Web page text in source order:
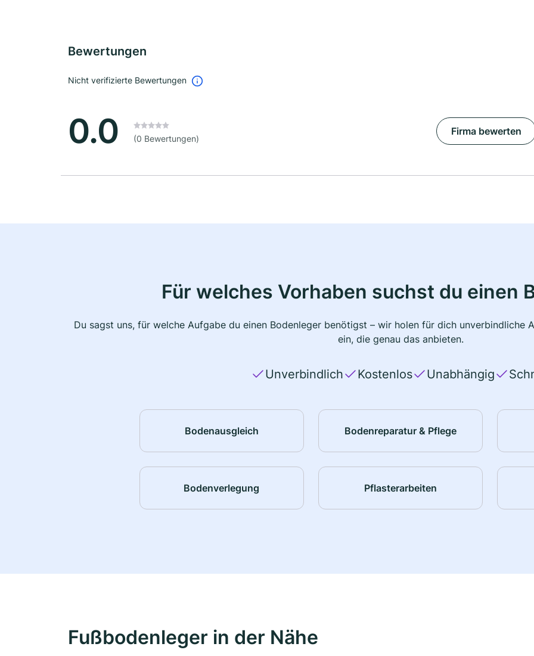
Bewertungen
Nicht verifizierte Bewertungen
0.0 (0 Bewertungen)
Firma bewerten
Für welches Vorhaben suchst du einen
Du sagst uns, für welche Aufgabe du einen Bodenleger benötigst – wir holen für dich unverbindliche
ein, die genau das anbieten.
Unverbindlich Kostenlos Unabhängig
Bodenausgleich Bodenreparatur & Pflege
Bodenverlegung Pflasterarbeiten
Fußbodenleger in der Nähe